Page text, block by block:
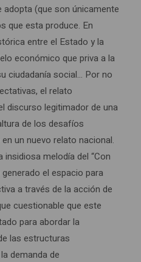
(que son únicamente
que esta produce. En
entre el Estado y la
económico que priva a la
ciudadanía social… Por no
el relato
discurso legitimador de una
de los desafíos
un nuevo relato nacional.
melodía del “Con
el espacio para
a través de la acción de
cuestionable que este
para abordar la
las estructuras
demanda de